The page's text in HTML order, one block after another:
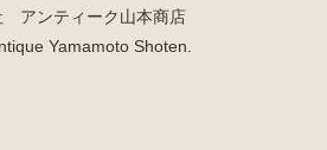
アンティーク山本商店
Yamamoto Shoten.